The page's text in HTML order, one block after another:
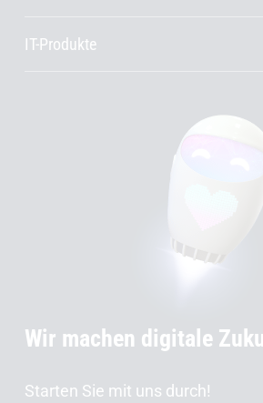
IT-Produkte
Wir machen digitale
Starten Sie mit uns durch!